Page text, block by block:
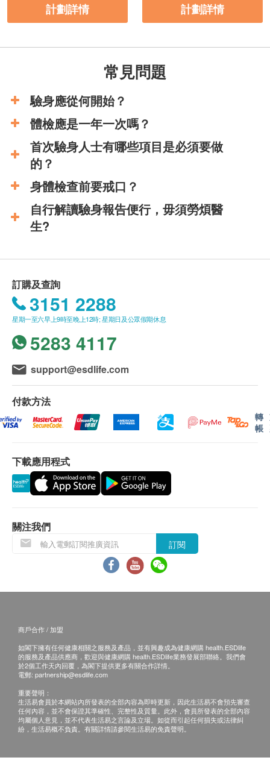
計劃詳情 計劃詳情
常見問題
驗身應從何開始？
體檢應是一年一次嗎？
首次驗身人士有哪些項目是必須要做
的？
身體檢查前要戒口？
自行解讀驗身報告便行，毋須勞煩醫
生?
訂購及查詢
3151 2288
星期一至六早上9時至晚上12時; 星期日及公眾假期休息
5283 4117
support@esdlife.com
付款方法
轉
帳
下載應用程式
關注我們
訂閱
商戶合作 / 加盟
如閣下擁有任何健康相關之服務及產品，並有興趣成為健康網購 health.ESDlife
的服務及產品供應商，歡迎與健康網購 health.ESDlife業務發展部聯絡。我們會
於2個工作天內回覆，為閣下提供更多有關合作詳情。
電郵: partnership@esdlife.com
重要聲明：
生活易會員於本網站內所發表的全部內容為即時更新，因此生活易不會預先審查
任何內容，並不會保證其準確性、完整性及質量。此外，會員所發表的全部內容
均屬個人意見，並不代表生活易之言論及立場。如從而引起任何損失或法律糾
紛，生活易概不負責。有關詳情請參閱生活易的免責聲明。